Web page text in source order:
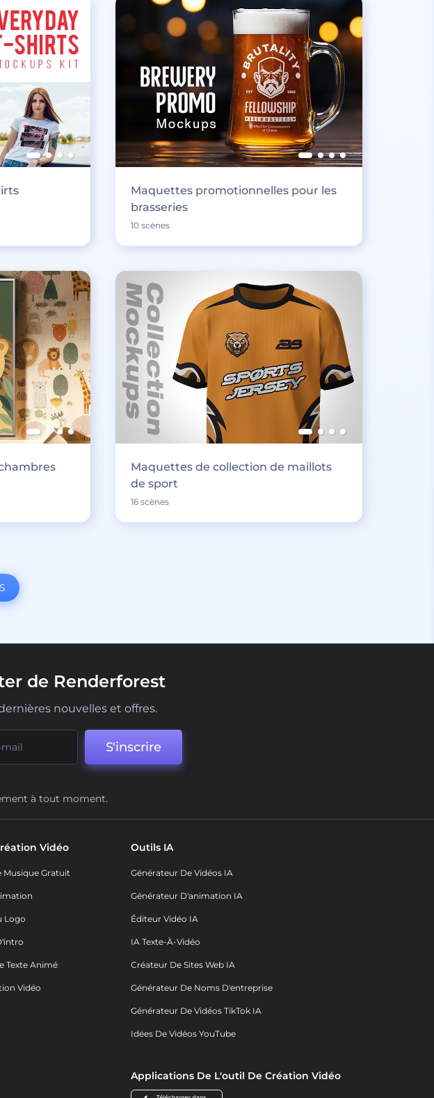
Maquettes promotionnelles pour les
brasseries
10 scènes
Maquettes de collection de maillots
de sport
16 scènes
de Renderforest
nouvelles et offres.
S'inscrire
à tout moment.
Vidéo
Musique Gratuit
Logo
Texte Animé
Vidéo
Outils IA
Générateur De Vidéos IA
Générateur D'animation IA
Éditeur Vidéo IA
IA Texte-À-Vidéo
Créateur De Sites Web IA
Générateur De Noms D'entreprise
Générateur De Vidéos TikTok IA
Idées De Vidéos YouTube
Applications De L'outil De Création Vidéo